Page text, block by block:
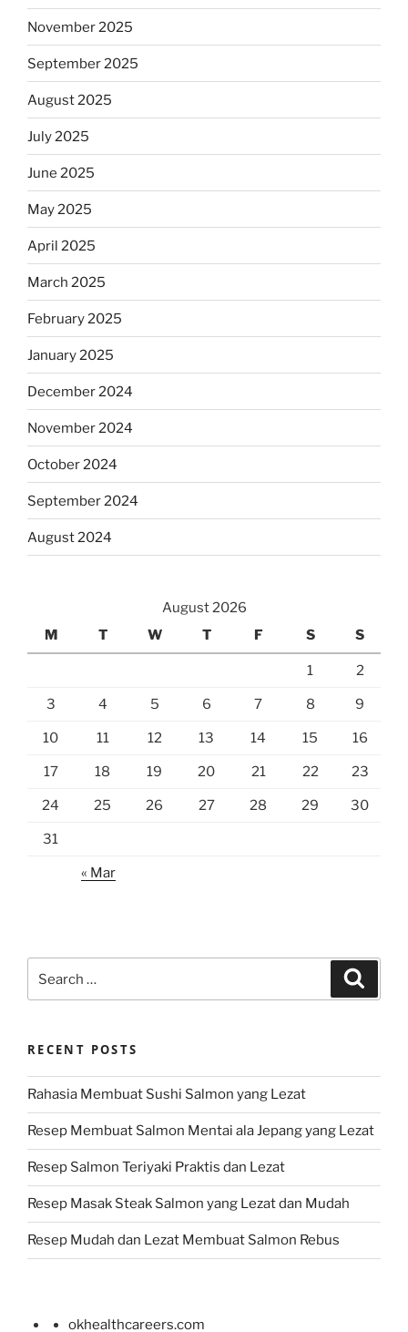
November 2025
September 2025
August 2025
July 2025
June 2025
May 2025
April 2025
March 2025
February 2025
January 2025
December 2024
November 2024
October 2024
September 2024
August 2024
August 2026
M
T W T F S S
1 2
3 4 5 6 7 8 9
10 11 12 13 14 15 16
17 18 19 20 21 22 23
24 25 26 27 28 29 30
31
« Mar
for:
RECENT POSTS
Rahasia Membuat Sushi Salmon yang Lezat
Resep Membuat Salmon Mentai ala Jepang yang Lezat
Resep Salmon Teriyaki Praktis dan Lezat
Resep Masak Steak Salmon yang Lezat dan Mudah
Resep Mudah dan Lezat Membuat Salmon Rebus
okhealthcareers.com